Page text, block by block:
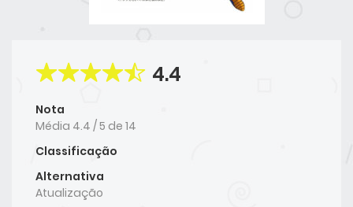
4.4
Nota
Média 4.4 /5 de 14
Classificação
Alternativa
Atualização